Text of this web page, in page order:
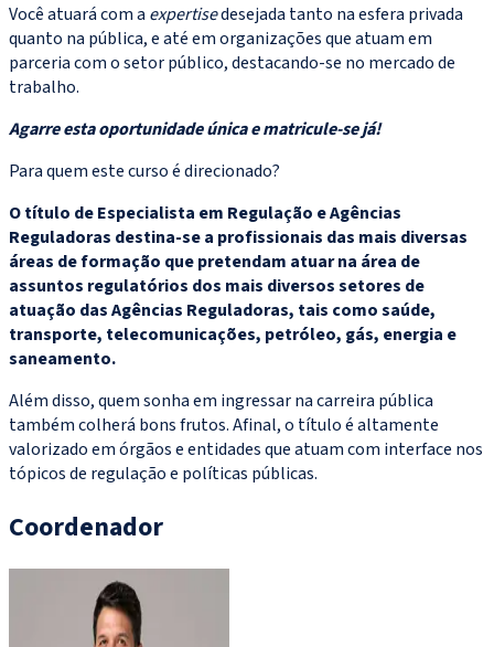
Você atuará com a expertisedesejada tanto na esfera privada
quanto na pública, e até em organizações que atuam em
parceria com o setor público, destacando-se no mercado de
trabalho.
Agarre esta oportunidade única e matricule-se já!
Para quem este curso é direcionado?
O título de Especialista em Regulação e Agências
Reguladoras destina-se a profissionais das mais diversas
áreas de formação que pretendam atuar na área de
assuntos regulatórios dos mais diversos setores de
atuação das Agências Reguladoras, tais como saúde,
transporte, telecomunicações, petróleo, gás, energia e
saneamento.
Além disso, quem sonha em ingressar na carreira pública
também colherá bons frutos. Afinal, o título é altamente
valorizado em órgãos e entidades que atuam com interface nos
tópicos de regulação e políticas públicas.
Coordenador